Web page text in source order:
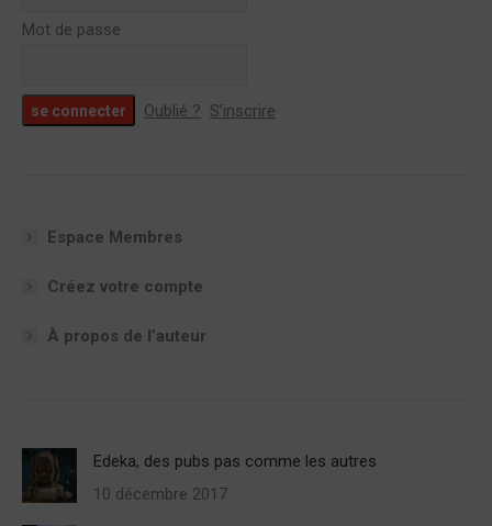
Mot de passe
Oublié ? S’inscrire
Espace Membres
Créez votre compte
À propos de l’auteur
Edeka, des pubs pas comme les autres
10 décembre 2017